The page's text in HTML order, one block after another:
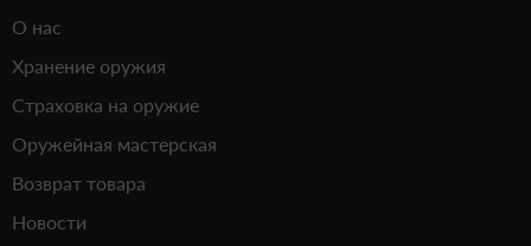
О нас
Хранение оружия
Страховка на оружие
Оружейная мастерская
Возврат товара
Новости